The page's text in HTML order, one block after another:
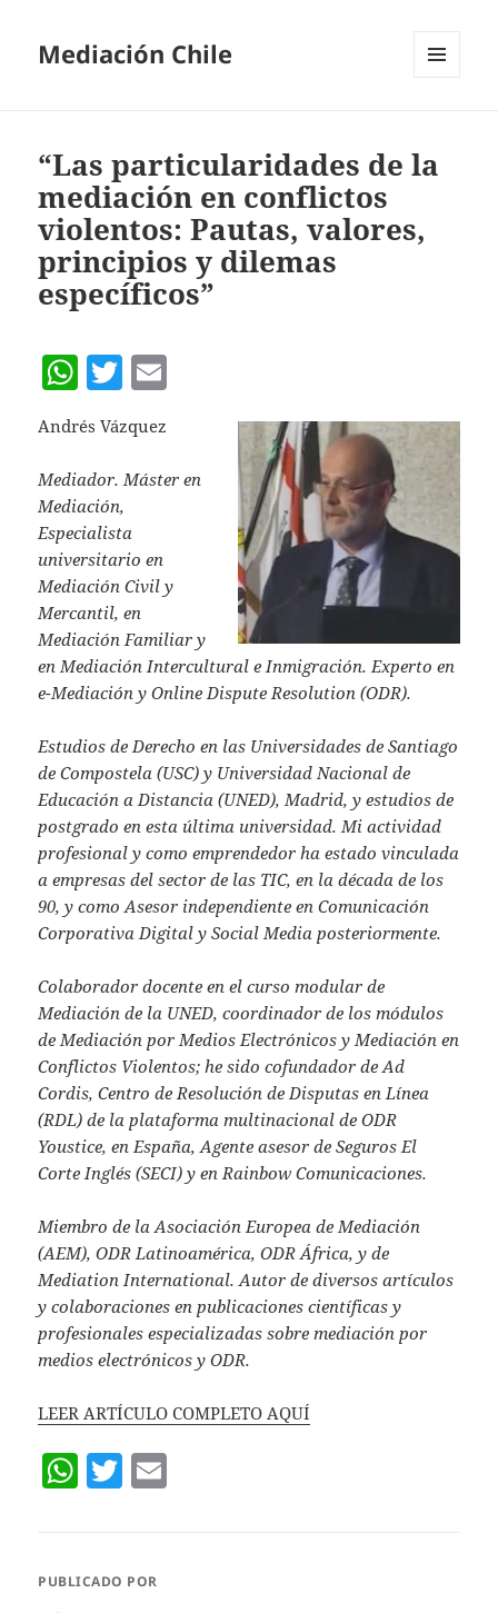
Mediación Chile
“Las particularidades de la
mediación en conflictos
violentos: Pautas, valores,
principios y dilemas
específicos”
W
h
at
s
A
p
p
T
itt
erl
Andrés Vázquez
Mediador. Máster en
Mediación,
Especialista
universitario en
Mediación Civil y
Mercantil, en
Mediación Familiar y
en Mediación Intercultural e Inmigración. Experto en
e-Mediación y Online Dispute Resolution (ODR).
Estudios de Derecho en las Universidades de Santiago
de Compostela (USC) y Universidad Nacional de
Educación a Distancia (UNED), Madrid, y estudios de
postgrado en esta última universidad. Mi actividad
profesional y como emprendedor ha estado vinculada
a empresas del sector de las TIC, en la década de los
90, y como Asesor independiente en Comunicación
Corporativa Digital y Social Media posteriormente.
Colaborador docente en el curso modular de
Mediación de la UNED, coordinador de los módulos
de Mediación por Medios Electrónicos y Mediación en
Conflictos Violentos; he sido cofundador de Ad
Cordis, Centro de Resolución de Disputas en Línea
(RDL) de la plataforma multinacional de ODR
Youstice, en España, Agente asesor de Seguros El
Corte Inglés (SECI) y en Rainbow Comunicaciones.
Miembro de la Asociación Europea de Mediación
(AEM), ODR Latinoamérica, ODR África, y de
Mediation International. Autor de diversos artículos
y colaboraciones en publicaciones científicas y
profesionales especializadas sobre mediación por
medios electrónicos y ODR.
LEER ARTÍCULO COMPLETO AQUÍ
W
s
T
er
PUBLICADO POR